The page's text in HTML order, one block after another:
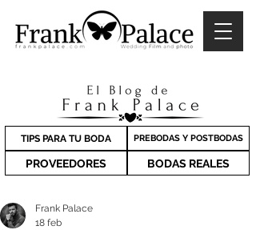
TIPS PARA TU BODA PREBODAS Y POSTBODAS
PROVEEDORES BODAS REALES
Frank Palace
18 feb